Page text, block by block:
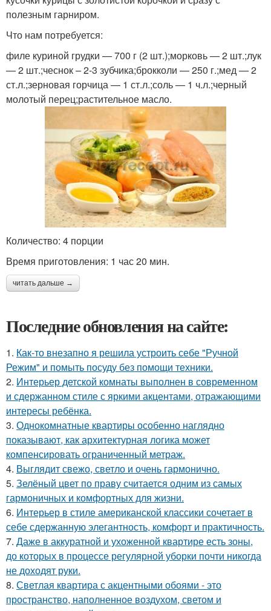
полезным гарниром.
Что нам потребуется:
филе куриной грудки — 700 г (2 шт.);морковь — 2 шт.;лук
— 2 шт.;чеснок – 2-3 зубчика;брокколи — 250 г.;мед — 2
ст.л.;зерновая горчица — 1 ст.л.;соль — 1 ч.л.;черный
молотый перец;растительное масло.
Количество: 4 порции
Время приготовления: 1 час 20 мин.
читать дальше →
Последние обновления на сайте:
1. Как-то внезапно я решила устроить себе "Ручной
Режим" и помыть посуду без помощи техники.
2. Интерьер детской комнаты выполнен в современном
и сдержанном стиле с яркими акцентами, отражающими
интересы ребёнка.
3. Однокомнатные квартиры особенно наглядно
показывают, как архитектурная логика может
компенсировать ограниченный метраж.
4. Выглядит свежо, светло и очень гармонично.
5. Зелёный цвет по праву считается одним из самых
гармоничных и комфортных для жизни.
6. Интерьер в стиле американской классики сочетает в
себе сдержанную элегантность, комфорт и практичность.
7. Даже в аккуратной и ухоженной квартире есть зоны,
до которых в процессе регулярной уборки почти никогда
не доходят руки.
8. Светлая квартира с акцентными обоями - это
пространство, наполненное воздухом, светом и